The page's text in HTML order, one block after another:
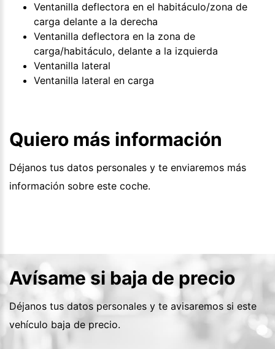
Ventanilla deflectora en el habitáculo/zona de
carga delante a la derecha
Ventanilla deflectora en la zona de
carga/habitáculo, delante a la izquierda
Ventanilla lateral
Ventanilla lateral en carga
Quiero más información
Déjanos tus datos personales y te enviaremos más
información sobre este coche.
Avísame si baja de precio
Déjanos tus datos personales y te avisaremos si este
vehículo baja de precio.